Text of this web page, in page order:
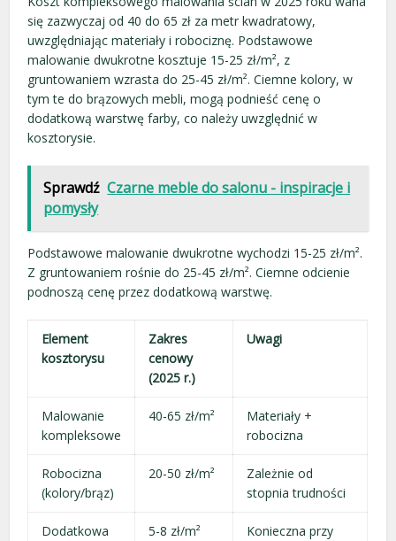
się zazwyczaj od 40 do 65 zł za metr kwadratowy,
uwzględniając materiały i robociznę. Podstawowe
malowanie dwukrotne kosztuje 15-25 zł/m², z
gruntowaniem wzrasta do 25-45 zł/m². Ciemne kolory, w
tym te do brązowych mebli, mogą podnieść cenę o
dodatkową warstwę farby, co należy uwzględnić w
kosztorysie.
Sprawdź Czarne meble do salonu - inspiracje i
pomysły
Podstawowe malowanie dwukrotne wychodzi 15-25 zł/m².
Z gruntowaniem rośnie do 25-45 zł/m². Ciemne odcienie
podnoszą cenę przez dodatkową warstwę.
Element
kosztorysu
Zakres
cenowy
(2025 r.)
Uwagi
Malowanie
kompleksowe
40-65 zł/m²
Materiały +
robocizna
Robocizna
(kolory/brąz)
20-50 zł/m²
Zależnie od
stopnia trudności
Dodatkowa
5-8 zł/m²
Konieczna przy